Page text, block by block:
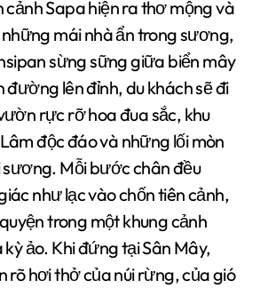
Sapa hiện ra thơ mộng và
mái nhà ẩn trong sương,
sừng sững giữa biển mây
đường lên đỉnh, du khách sẽ đi
rực rỡ hoa đua sắc, khu
độc đáo và những lối mòn
sương. Mỗi bước chân đều
như lạc vào chốn tiên cảnh,
trong một khung cảnh
ảo. Khi đứng tại Sân Mây,
rõ hơi thở của núi rừng, của gió